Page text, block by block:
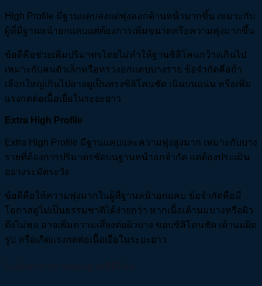
High Profile มีฐานแคบลงแต่พุ่งออกด้านหน้ามากขึ้น เหมาะกับ
ผู้ที่มีฐานหน้าอกแคบแต่ต้องการเพิ่มขนาดหรือความพุ่งมากขึ้น
ข้อดีคือช่วยเพิ่มปริมาตรโดยไม่ทำให้ฐานซิลิโคนกว้างเกินไป
เหมาะกับคนตัวเล็กหรือทรวงอกแคบบางราย ข้อจำกัดคือถ้า
เลือกใหญ่เกินไปอาจดูเป็นทรงซิลิโคนชัด เนินบนแน่น หรือเพิ่ม
แรงกดต่อเนื้อเยื่อในระยะยาว
Extra High Profile
Extra High Profile มีฐานแคบและความพุ่งสูงมาก เหมาะกับบาง
รายที่ต้องการปริมาตรชัดบนฐานหน้าอกจำกัด แต่ต้องประเมิน
อย่างระมัดระวัง
ข้อดีคือให้ความพุ่งมากในผู้ที่ฐานหน้าอกแคบ ข้อจำกัดคือมี
โอกาสดูไม่เป็นธรรมชาติได้ง่ายกว่า หากเนื้อเต้านมบางหรือผิว
ตึงไม่พอ อาจเพิ่มความเสี่ยงต่อผิวบาง ขอบซิลิโคนชัด เต้านมผิด
รูป หรือเกิดแรงกดต่อเนื้อเยื่อในระยะยาว